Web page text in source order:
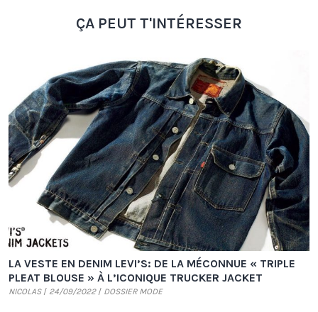
ÇA PEUT T'INTÉRESSER
LA VESTE EN DENIM LEVI’S: DE LA MÉCONNUE « TRIPLE
PLEAT BLOUSE » À L’ICONIQUE TRUCKER JACKET
NICOLAS 24/09/2022 DOSSIER MODE